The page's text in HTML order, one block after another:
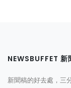
NEWSBUFFET
新聞稿的好去處，三